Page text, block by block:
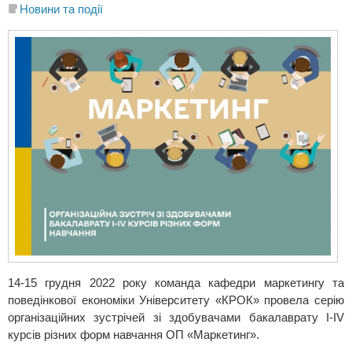
Новини та події
14-15 грудня 2022 року команда кафедри маркетингу та
поведінкової економіки Університету «КРОК» провела серію
організаційних зустрічей зі здобувачами бакалаврату І-ІV
курсів різних форм навчання ОП «Маркетинг».